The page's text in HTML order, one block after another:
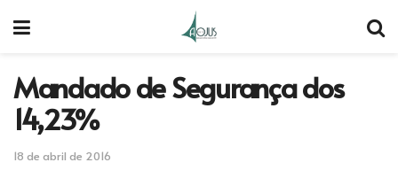
Mandado de Segurança dos
14,23%
18 de abril de 2016